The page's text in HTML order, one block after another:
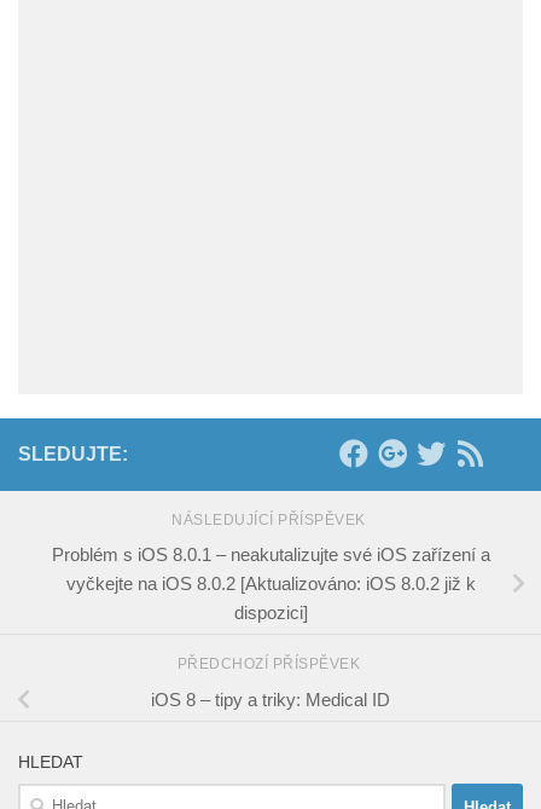
SLEDUJTE:
NÁSLEDUJÍCÍ PŘÍSPĚVEK
Problém s iOS 8.0.1 – neakutalizujte své iOS zařízení a
vyčkejte na iOS 8.0.2 [Aktualizováno: iOS 8.0.2 již k
dispozici]
PŘEDCHOZÍ PŘÍSPĚVEK
iOS 8 – tipy a triky: Medical ID
HLEDAT
Vyhledávání